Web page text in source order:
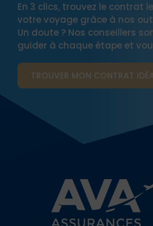
En 3 clics, trouvez le contrat
votre voyage grâce à nos
Un doute ? Nos conseillers
guider à chaque étape et
TROUVER MON CONTRAT​